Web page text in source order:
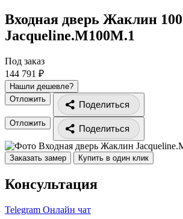
Входная дверь Жаклин 100
Jacqueline.M100M.1
Под заказ
144 791 ₽
Нашли дешевле?
Отложить
Поделиться
Отложить
Поделиться
Заказать замер Купить в один клик
Консультация
Telegram Онлайн чат